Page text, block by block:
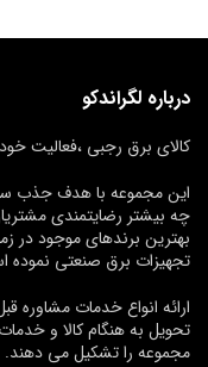
درباره لگراندکو
کالای برق رجبی ،فعالیت خود را به
این مجموعه با هدف جذب
چه بیشتر رضایتمندی
بهترین برندهای موجود در
تجهیزات برق صنعتی نموده
ارائه انواع خدمات مشاوره
تحویل به هنگام کالا و
مجموعه را تشکیل می دهند.